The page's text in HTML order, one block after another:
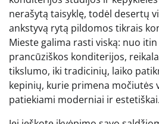
nerašytą taisyklę, todėl desertų
ankstyvą rytą pildomos tikrais
Mieste galima rasti viską: nuo
prancūziškos konditerijos,
tikslumo, iki tradicinių, laiko
kepinių, kurie primena močiutės
patiekiami moderniai ir estetiškai.